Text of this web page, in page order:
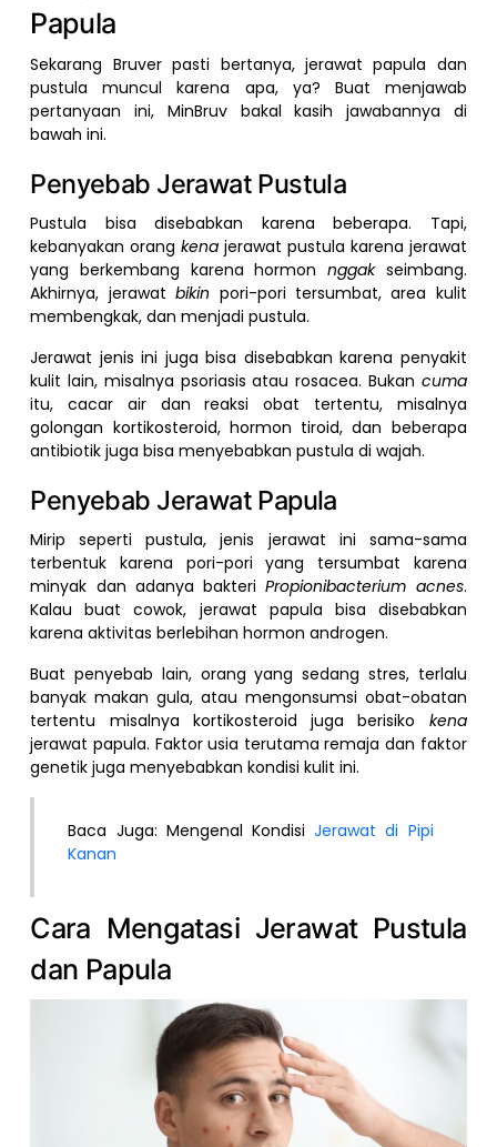
Papula
Sekarang Bruver pasti bertanya, jerawat papula dan
pustula muncul karena apa, ya? Buat menjawab
pertanyaan ini, MinBruv bakal kasih jawabannya di
bawah ini.
Penyebab Jerawat Pustula
Pustula bisa disebabkan karena beberapa. Tapi,
kebanyakan orangkenajerawat pustula karena jerawat
yang berkembang karena hormon nggak seimbang.
Akhirnya, jerawatbikin pori-pori tersumbat, area kulit
membengkak, dan menjadi pustula.
Jerawat jenis ini juga bisa disebabkan karena penyakit
kulit lain, misalnya psoriasis atau rosacea. Bukan cuma
itu, cacar air dan reaksi obat tertentu, misalnya
golongan kortikosteroid, hormon tiroid, dan beberapa
antibiotik juga bisa menyebabkan pustula di wajah.
Penyebab Jerawat Papula
Mirip seperti pustula, jenis jerawat ini sama-sama
terbentuk karena pori-pori yang tersumbat karena
minyak dan adanya bakteriPropionibacterium acnes.
Kalau buat cowok, jerawat papula bisa disebabkan
karena aktivitas berlebihan hormon androgen.
Buat penyebab lain, orang yang sedang stres, terlalu
banyak makan gula, atau mengonsumsi obat-obatan
tertentu misalnya kortikosteroid juga berisiko kena
jerawat papula. Faktor usia terutama remaja dan faktor
genetik juga menyebabkan kondisi kulit ini.
Baca Juga: Mengenal KondisiJerawat di Pipi
Kanan
Cara Mengatasi Jerawat Pustula
dan Papula